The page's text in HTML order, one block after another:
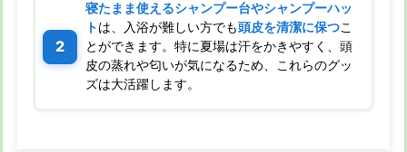
寝たまま使えるシャンプー台やシャンプーハッ
トは、入浴が難しい方でも頭皮を清潔に保つこ
とができます。特に夏場は汗をかきやすく、頭
皮の蒸れや匂いが気になるため、これらのグッ
ズは大活躍します。